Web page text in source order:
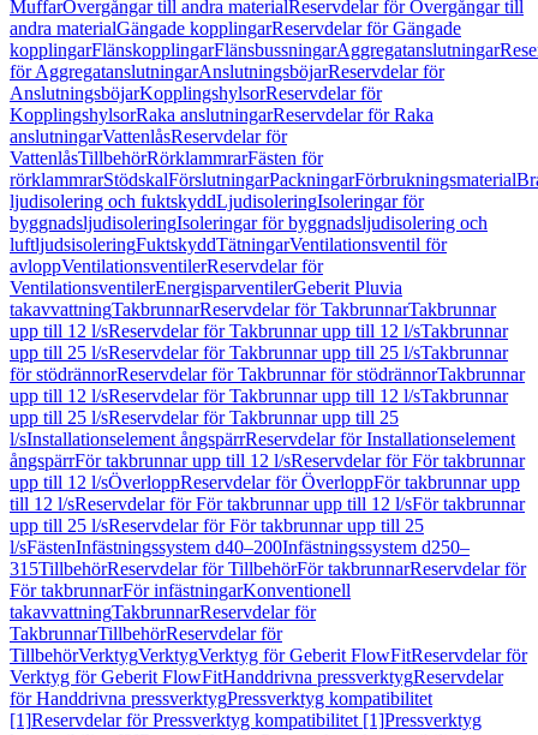
MuffarÖvergångar till andra materialReservdelar för Övergångar till
andra materialGängade kopplingarReservdelar för Gängade
kopplingarFlänskopplingarFlänsbussningarAggregatanslutningar
för AggregatanslutningarAnslutningsböjarReservdelar för
AnslutningsböjarKopplingshylsorReservdelar för
KopplingshylsorRaka anslutningarReservdelar för Raka
anslutningarVattenlåsReservdelar för
VattenlåsTillbehörRörklammrarFästen för
rörklammrarStödskalFörslutningarPackningarFörbrukningsmaterial
ljudisolering och fuktskyddLjudisoleringIsoleringar för
byggnadsljudisoleringIsoleringar för byggnadsljudisolering och
luftljudsisoleringFuktskyddTätningarVentilationsventil för
avloppVentilationsventilerReservdelar för
VentilationsventilerEnergisparventilerGeberit Pluvia
takavvattningTakbrunnarReservdelar för TakbrunnarTakbrunnar
upp till 12 l/sReservdelar för Takbrunnar upp till 12 l/sTakbrunnar
upp till 25 l/sReservdelar för Takbrunnar upp till 25 l/sTakbrunnar
för stödrännorReservdelar för Takbrunnar för stödrännorTakbrunnar
upp till 12 l/sReservdelar för Takbrunnar upp till 12 l/sTakbrunnar
upp till 25 l/sReservdelar för Takbrunnar upp till 25
l/sInstallationselement ångspärrReservdelar för Installationselement
ångspärrFör takbrunnar upp till 12 l/sReservdelar för För takbrunnar
upp till 12 l/sÖverloppReservdelar för ÖverloppFör takbrunnar upp
till 12 l/sReservdelar för För takbrunnar upp till 12 l/sFör takbrunnar
upp till 25 l/sReservdelar för För takbrunnar upp till 25
l/sFästenInfästningssystem d40–200Infästningssystem d250–
315TillbehörReservdelar för TillbehörFör takbrunnarReservdelar för
För takbrunnarFör infästningarKonventionell
takavvattningTakbrunnarReservdelar för
TakbrunnarTillbehörReservdelar för
TillbehörVerktygVerktygVerktyg för Geberit FlowFitReservdelar för
Verktyg för Geberit FlowFitHanddrivna pressverktygReservdelar
för Handdrivna pressverktygPressverktyg kompatibilitet
[1]Reservdelar för Pressverktyg kompatibilitet [1]Pressverktyg